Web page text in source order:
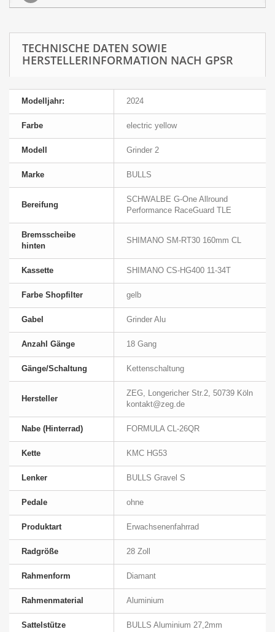
TECHNISCHE DATEN SOWIE
HERSTELLERINFORMATION NACH GPSR
Modelljahr: 2024
Farbe electric yellow
Modell Grinder 2
Marke BULLS
Bereifung
SCHWALBE G-One Allround
Performance RaceGuard TLE
Bremsscheibe
hinten
SHIMANO SM-RT30 160mm CL
Kassette SHIMANO CS-HG400 11-34T
Farbe Shopfilter gelb
Gabel Grinder Alu
Anzahl Gänge 18 Gang
Gänge/Schaltung Kettenschaltung
Hersteller
ZEG, Longericher Str.2, 50739 Köln
kontakt@zeg.de
Nabe (Hinterrad) FORMULA CL-26QR
Kette KMC HG53
Lenker BULLS Gravel S
Pedale ohne
Produktart Erwachsenenfahrrad
Radgröße 28 Zoll
Rahmenform Diamant
Rahmenmaterial Aluminium
Sattelstütze BULLS Aluminium 27,2mm